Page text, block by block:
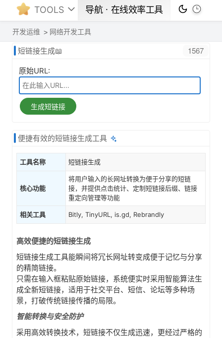
TOOLS 导航ㆍ在线效率工具
开发运维 网络开发工具
短链接生成📖 1567
原始URL:
生成短链接
便捷有效的短链接生成工具
工具名称 短链接生成
核心功能
将用户输入的长网址转换为便于分享的短链
接，并提供点击统计、定制短链接后缀、链接
重定向管理等功能
相关工具 Bitly, TinyURL, is.gd, Rebrandly
高效便捷的短链接生成
短链接生成工具能瞬间将冗长网址转变成便于记忆与分享
的精简链接。
只需在输入框粘贴原始链接，系统便实时采用智能算法生
成全新短链接，适用于社交平台、短信、论坛等多种场
景，打破传统链接传播的局限。
智能转换与安全防护
采用高效转换技术，短链接不仅生成迅速，更经过严格的